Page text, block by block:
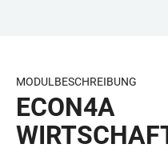
BARRIEREFREIHEIT
MODULBESCHREIBUNG
ECON4A